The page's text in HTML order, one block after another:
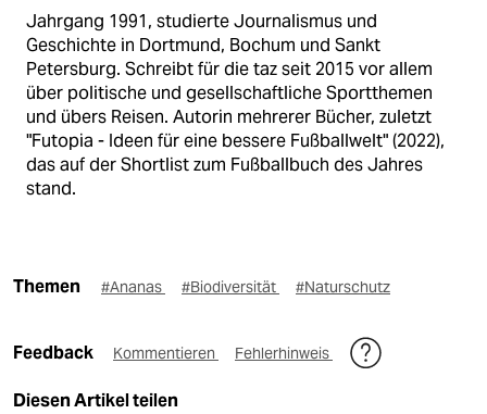
Jahrgang 1991, studierte Journalismus und
Geschichte in Dortmund, Bochum und Sankt
Petersburg. Schreibt für die taz seit 2015 vor allem
über politische und gesellschaftliche Sportthemen
und übers Reisen. Autorin mehrerer Bücher, zuletzt
"Futopia - Ideen für eine bessere Fußballwelt" (2022),
das auf der Shortlist zum Fußballbuch des Jahres
stand.
Themen #Ananas #Biodiversität #Naturschutz
Feedback Kommentieren Fehlerhinweis
Diesen Artikel teilen